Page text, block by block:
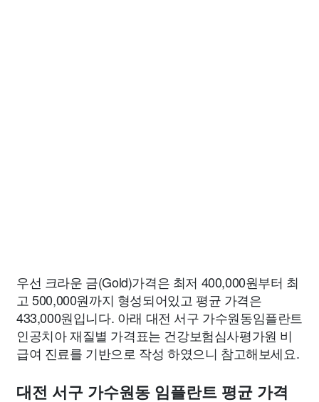
우선 크라운 금(Gold)가격은 최저 400,000원부터 최
고 500,000원까지 형성되어있고 평균 가격은
433,000원입니다. 아래 대전 서구 가수원동임플란트
인공치아 재질별 가격표는 건강보험심사평가원 비
급여 진료를 기반으로 작성 하였으니 참고해보세요.
대전 서구 가수원동 임플란트 평균 가격